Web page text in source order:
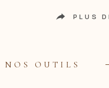
PLUS
NOS OUTILS